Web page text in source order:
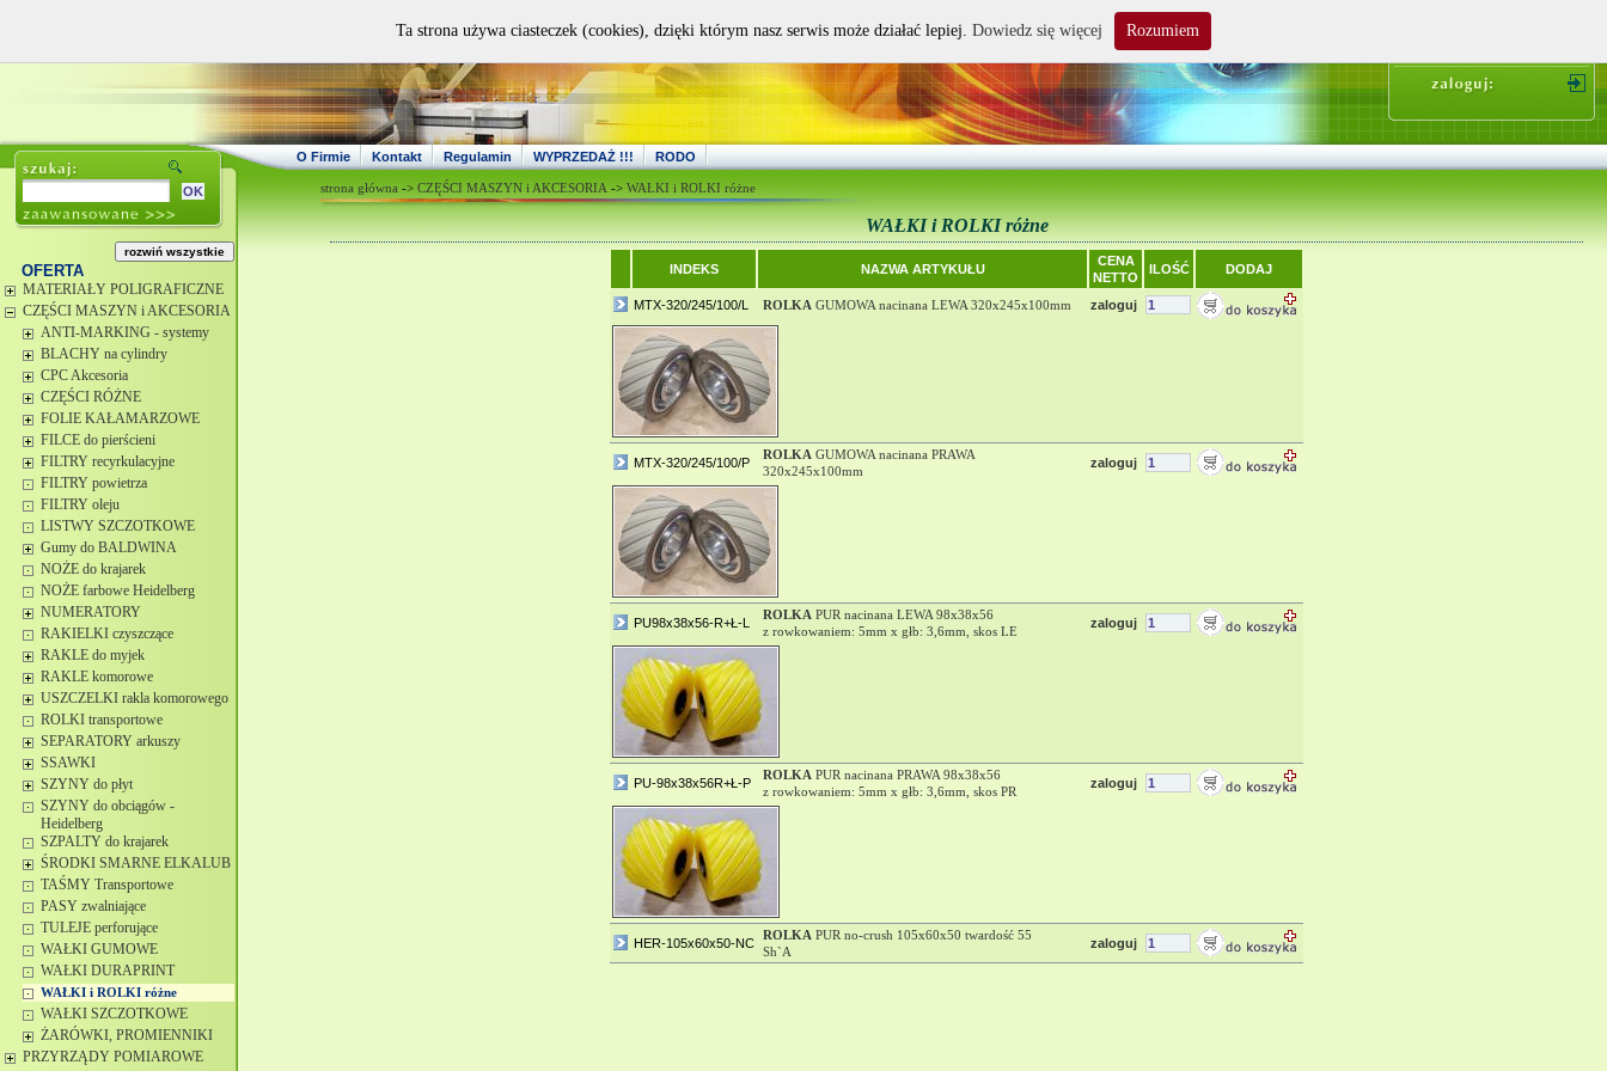
O Firmie Kontakt Regulamin WYPRZEDAŻ !!! RODO
OFERTA
MATERIAŁY POLIGRAFICZNE
CZĘŚCI MASZYN i AKCESORIA
ANTI-MARKING - systemy
BLACHY na cylindry
CPC Akcesoria
CZĘŚCI RÓŻNE
FOLIE KAŁAMARZOWE
FILCE do pierścieni
FILTRY recyrkulacyjne
FILTRY powietrza
FILTRY oleju
LISTWY SZCZOTKOWE
Gumy do BALDWINA
NOŻE do krajarek
NOŻE farbowe Heidelberg
NUMERATORY
RAKIELKI czyszczące
RAKLE do myjek
RAKLE komorowe
USZCZELKI rakla komorowego
ROLKI transportowe
SEPARATORY arkuszy
SSAWKI
SZYNY do płyt
SZYNY do obciągów -
Heidelberg
SZPALTY do krajarek
ŚRODKI SMARNE ELKALUB
TAŚMY Transportowe
PASY zwalniające
TULEJE perforujące
WAŁKI GUMOWE
WAŁKI DURAPRINT
WAŁKI i ROLKI różne
WAŁKI SZCZOTKOWE
ŻARÓWKI, PROMIENNIKI
PRZYRZĄDY POMIAROWE
strona główna -> CZĘŚCI MASZYN i AKCESORIA -> WAŁKI i ROLKI różne
WAŁKI i ROLKI różne
INDEKS NAZWA ARTYKUŁU
CENA
NETTO
ILOŚĆ DODAJ
MTX-320/245/100/L ROLKA GUMOWA nacinana LEWA 320x245x100mm zaloguj
MTX-320/245/100/P
ROLKA GUMOWA nacinana PRAWA
320x245x100mm
zaloguj
PU98x38x56-R+Ł-L
ROLKA PUR nacinana LEWA 98x38x56
z rowkowaniem: 5mm x głb: 3,6mm, skos LE
zaloguj
PU-98x38x56R+Ł-P
ROLKA PUR nacinana PRAWA 98x38x56
z rowkowaniem: 5mm x głb: 3,6mm, skos PR
zaloguj
HER-105x60x50-NC
ROLKA PUR no-crush 105x60x50 twardość 55
Sh`A
zaloguj
Ta strona używa ciasteczek (cookies), dzięki którym nasz serwis może działać lepiej. Dowiedz się więcej Rozumiem